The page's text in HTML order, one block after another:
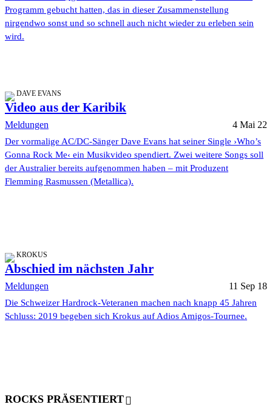
Programm gebucht hatten, das in dieser Zusammenstellung
nirgendwo sonst und so schnell auch nicht wieder zu erleben sein
wird.
DAVE EVANS
Video aus der Karibik
Meldungen 4 Mai 22
Der vormalige AC/DC-Sänger Dave Evans hat seiner Single ›Who’s
Gonna Rock Me‹ ein Musikvideo spendiert. Zwei weitere Songs soll
der Australier bereits aufgenommen haben – mit Produzent
Flemming Rasmussen (Metallica).
KROKUS
Abschied im nächsten Jahr
Meldungen 11 Sep 18
Die Schweizer Hardrock-Veteranen machen nach knapp 45 Jahren
Schluss: 2019 begeben sich Krokus auf Adios Amigos-Tournee.
ROCKS PRÄSENTIERT